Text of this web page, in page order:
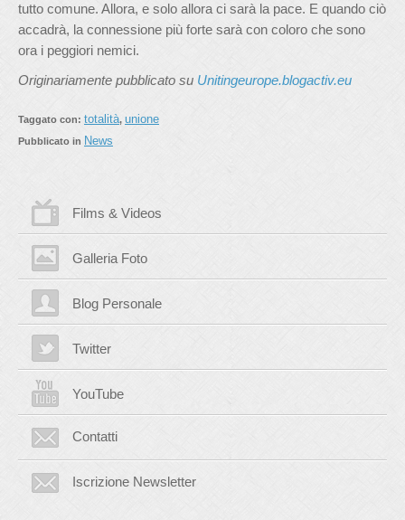
tutto comune. Allora, e solo allora ci sarà la pace. E quando ciò
accadrà, la connessione più forte sarà con coloro che sono
ora i peggiori nemici.
Originariamente pubblicato su Unitingeurope.blogactiv.eu
Taggato con: totalità, unione
Pubblicato in News
Films & Videos
Galleria Foto
Blog Personale
Twitter
YouTube
Contatti
Iscrizione Newsletter